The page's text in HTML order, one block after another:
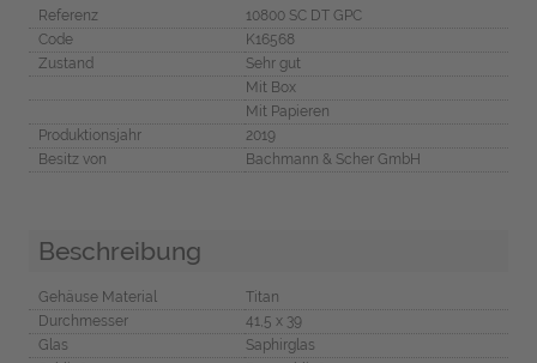
Referenz
10800 SC DT GPC
Code
K16568
Zustand
Sehr gut
Mit Box
Mit Papieren
Produktionsjahr
2019
Besitz von
Bachmann & Scher GmbH
Beschreibung
Gehäuse Material
Titan
Durchmesser
41,5 x 39
Glas
Saphirglas